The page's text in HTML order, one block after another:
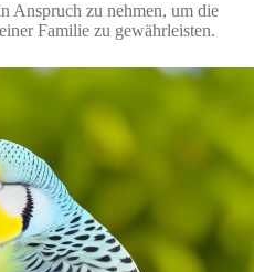
Anspruch zu nehmen, um die
Familie zu gewährleisten.